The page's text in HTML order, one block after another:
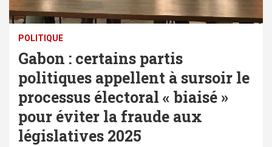
POLITIQUE
Gabon : certains partis
politiques appellent à sursoir le
processus électoral « biaisé »
pour éviter la fraude aux
législatives 2025